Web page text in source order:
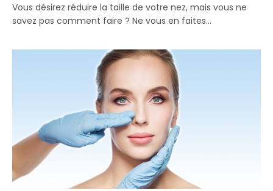
Vous désirez réduire la taille de votre nez, mais vous ne
savez pas comment faire ? Ne vous en faites…